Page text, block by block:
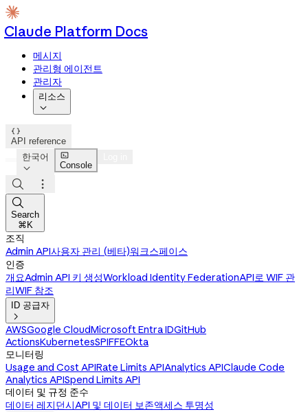
Claude Platform Docs
메시지
관리형 에이전트
관리자
리소스


API reference
한국어


Console



Search
⌘K
조직
Admin API사용자 관리 (베타)워크스페이스
인증
개요Admin API 키 생성Workload Identity FederationAPI로 WIF 관
리WIF 참조
ID 공급자

AWSGoogle CloudMicrosoft Entra IDGitHub
ActionsKubernetesSPIFFEOkta
모니터링
Usage and Cost APIRate Limits APIAnalytics APIClaude Code
Analytics APISpend Limits API
데이터 및 규정 준수
데이터 레지던시API 및 데이터 보존액세스 투명성